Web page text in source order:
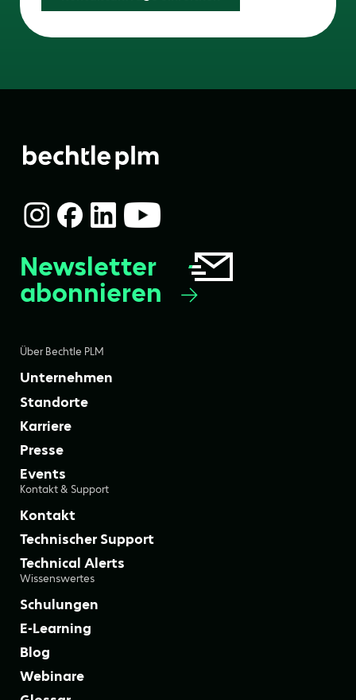
Über Bechtle PLM
Unternehmen
Standorte
Karriere
Presse
Events
Kontakt & Support
Kontakt
Technischer Support
Technical Alerts
Wissenswertes
Schulungen
E-Learning
Blog
Webinare
Newsletter
abonnieren